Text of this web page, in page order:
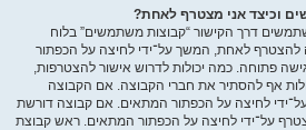
וכיצד אני מצטרף לאחת?
דרך הקישור “קבוצות משתמשים” בלוח
לאחת, המשך על־ידי לחיצה על הכפתור
פתוחה. כמה יכולות לדרוש אישור להצטרפות,
אף להסתיר את חברי הקבוצה. אם הקבוצה
לחיצה על הכפתור המתאים. אם קבוצה דורשת
על־ידי לחיצה על הכפתור המתאים. ראש קבוצת